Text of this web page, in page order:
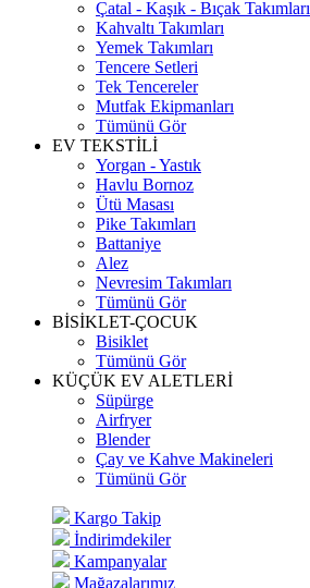
Çatal - Kaşık - Bıçak Takımları
Kahvaltı Takımları
Yemek Takımları
Tencere Setleri
Tek Tencereler
Mutfak Ekipmanları
Tümünü Gör
EV TEKSTİLİ
Yorgan - Yastık
Havlu Bornoz
Ütü Masası
Pike Takımları
Battaniye
Alez
Nevresim Takımları
Tümünü Gör
BİSİKLET-ÇOCUK
Bisiklet
Tümünü Gör
KÜÇÜK EV ALETLERİ
Süpürge
Airfryer
Blender
Çay ve Kahve Makineleri
Tümünü Gör
Kargo Takip
İndirimdekiler
Kampanyalar
Mağazalarımız